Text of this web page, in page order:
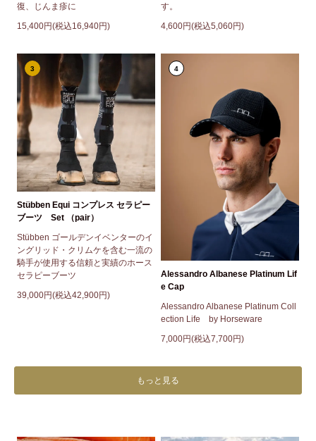
復、じんま疹に
15,400円(税込16,940円)
す。
4,600円(税込5,060円)
3
Stübben Equi コンプレス セラピー
ブーツ Set （pair）
Stübben ゴールデンイベンターのイ
ングリッド・クリムケを含む一流の
騎手が使用する信頼と実績のホース
セラピーブーツ
39,000円(税込42,900円)
4
Alessandro Albanese Platinum Lif
e Cap
Alessandro Albanese Platinum Coll
ection Life by Horseware
7,000円(税込7,700円)
もっと見る